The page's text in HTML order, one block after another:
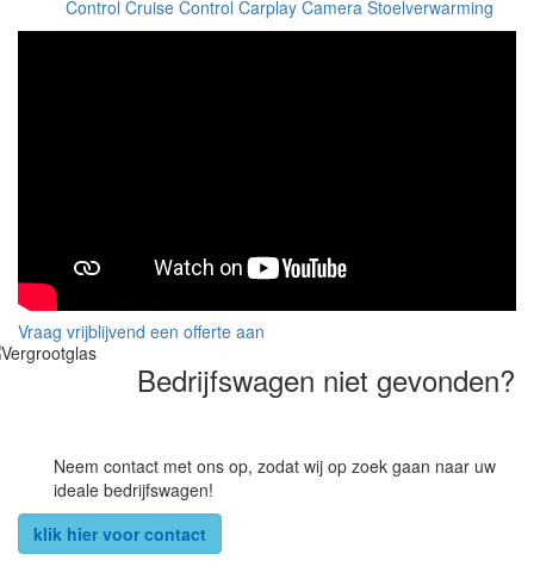
Vraag vrijblijvend een offerte aan
Bedrijfswagen niet gevonden?
Neem contact met ons op, zodat wij op zoek gaan naar uw
ideale bedrijfswagen!
klik hier voor contact